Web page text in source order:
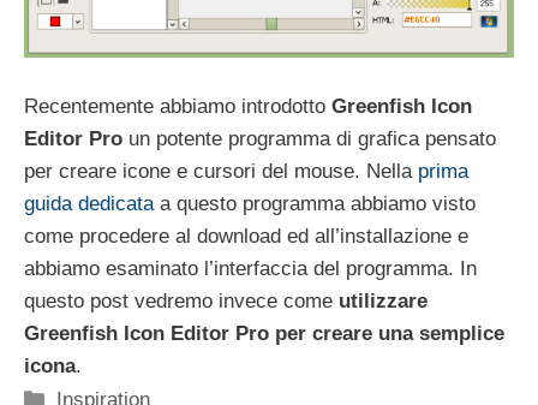
Recentemente abbiamo introdotto Greenfish Icon
Editor Pro un potente programma di grafica pensato
per creare icone e cursori del mouse. Nella prima
guida dedicataa questo programma abbiamo visto
come procedere al download ed all’installazione e
abbiamo esaminato l’interfaccia del programma. In
questo post vedremo invece come utilizzare
Greenfish Icon Editor Pro per creare una semplice
icona.
Categorie
Inspiration